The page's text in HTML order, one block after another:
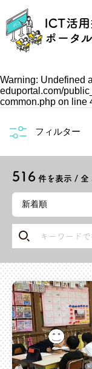
Warning: Undefined
eduportal.com/
common.php on line
フィルター
516 件を表示 / 全